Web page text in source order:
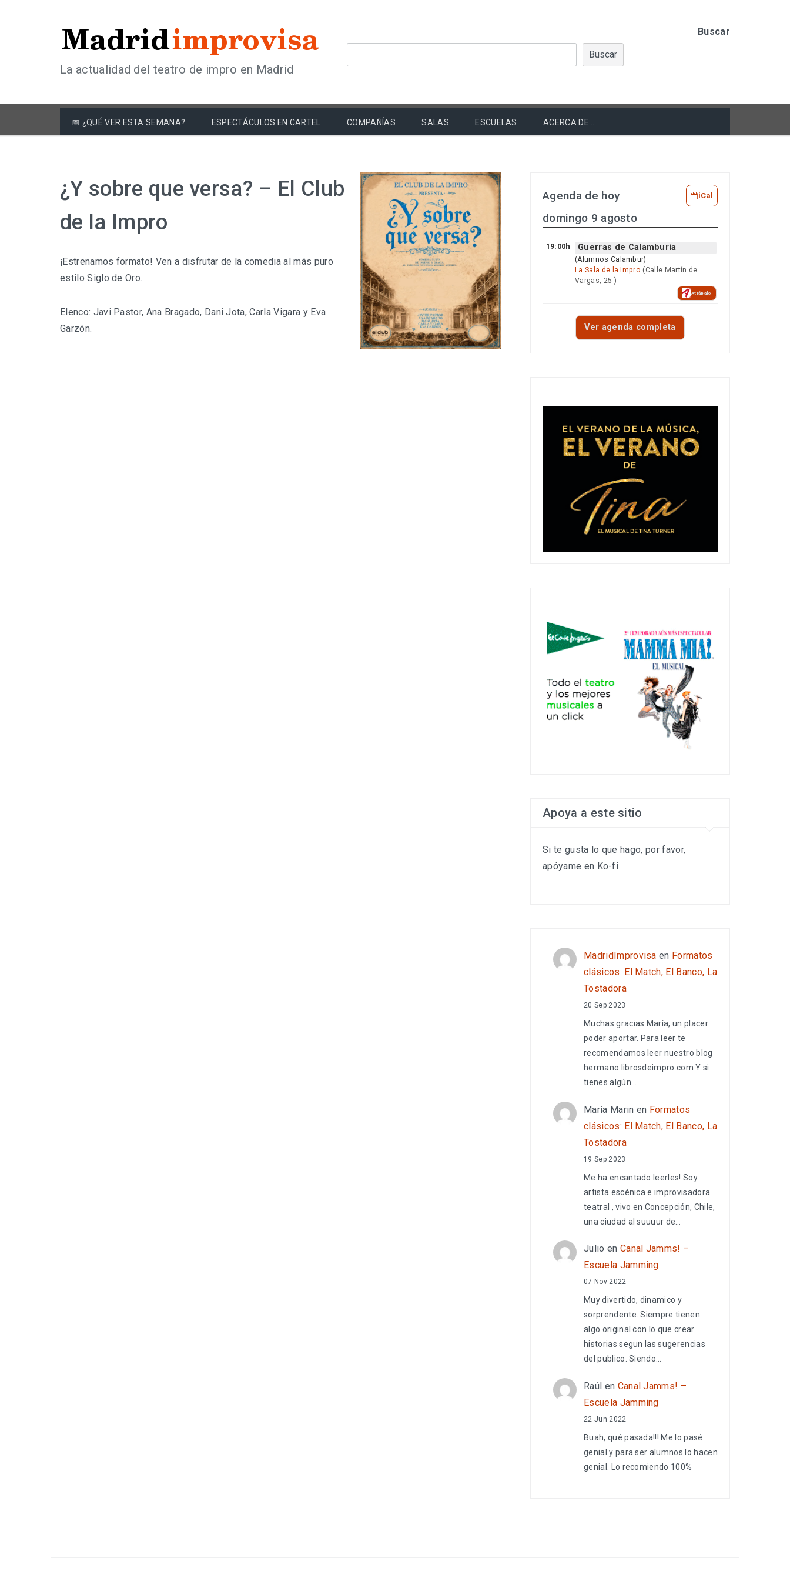
La actualidad del teatro de impro en Madrid
Buscar
Buscar
📅 ¿QUÉ VER ESTA SEMANA? ESPECTÁCULOS EN CARTEL COMPAÑÍAS SALAS ESCUELAS ACERCA DE…
¿Y sobre que versa? – El Club
de la Impro
¡Estrenamos formato! Ven a disfrutar de la comedia al más puro
estilo Siglo de Oro.
Elenco: Javi Pastor, Ana Bragado, Dani Jota, Carla Vigara y Eva
Garzón.
Agenda de hoy iCal
domingo 9 agosto
19:00h Guerras de Calamburia
(Alumnos Calambur)
La Sala de la Impro (Calle Martín de
Vargas, 25 )
Atrápalo
Ver agenda completa
Apoya a este sitio
Si te gusta lo que hago, por favor,
apóyame en Ko-fi
MadridImprovisa en Formatos
clásicos: El Match, El Banco, La
Tostadora
20 Sep 2023
Muchas gracias María, un placer
poder aportar. Para leer te
recomendamos leer nuestro blog
hermano librosdeimpro.com Y si
tienes algún…
María Marin en Formatos
clásicos: El Match, El Banco, La
Tostadora
19 Sep 2023
Me ha encantado leerles! Soy
artista escénica e improvisadora
teatral , vivo en Concepción, Chile,
una ciudad al suuuur de…
Julio en Canal Jamms! –
Escuela Jamming
07 Nov 2022
Muy divertido, dinamico y
sorprendente. Siempre tienen
algo original con lo que crear
historias segun las sugerencias
del publico. Siendo…
Raúl en Canal Jamms! –
Escuela Jamming
22 Jun 2022
Buah, qué pasada!!! Me lo pasé
genial y para ser alumnos lo hacen
genial. Lo recomiendo 100%